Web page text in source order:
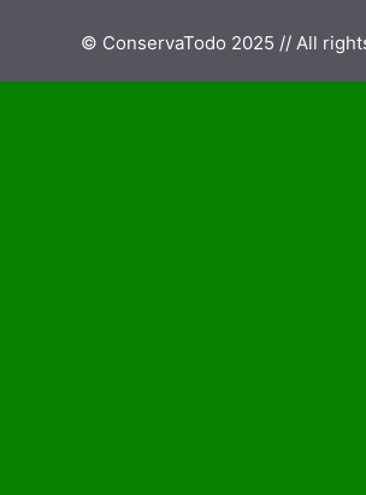
© ConservaTodo 2025 // All